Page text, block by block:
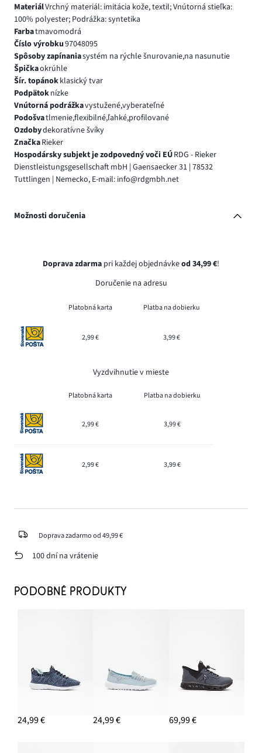
MateriálVrchný materiál: imitácia kože, textil; Vnútorná stieľka:
100% polyester; Podrážka: syntetika
Farbatmavomodrá
Číslo výrobku97048095
Spôsoby zapínaniasystém na rýchle šnurovanie,na nasunutie
Špičkaokrúhle
Šír. topánokklasický tvar
Podpätoknízke
Vnútorná podrážkavystužené,vyberateľné
Podošvatlmenie,flexibilné,ľahké,profilované
Ozdobydekoratívne švíky
ZnačkaRieker
Hospodársky subjekt je zodpovedný voči EÚRDG - Rieker
Dienstleistungsgesellschaft mbH | Gaensaecker 31 | 78532
Tuttlingen | Nemecko, E-mail: info@rdgmbh.net
Možnosti doručenia
Doprava zdarma pri každej objednávkeod 34,99 €!
Doručenie na adresu
Platobná karta Platba na dobierku
2,99 € 3,99 €
Vyzdvihnutie v mieste
Platobná karta Platba na dobierku
2,99 € 3,99 €
2,99 € 3,99 €
Doprava zadarmo od 49,99 €
100 dní na vrátenie
PODOBNÉ PRODUKTY
24,99 € 24,99 € 69,99 €